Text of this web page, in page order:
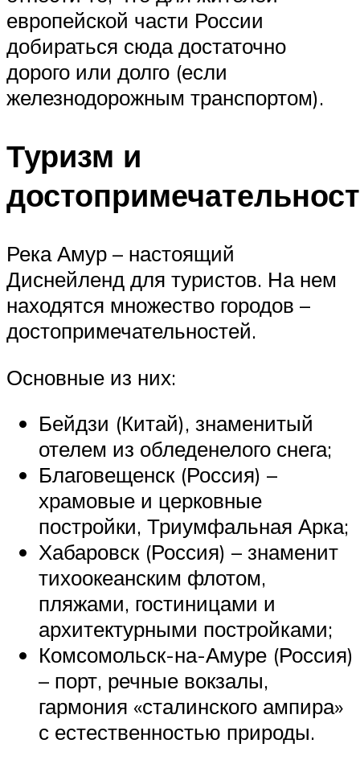
европейской части России
добираться сюда достаточно
дорого или долго (если
железнодорожным транспортом).
Туризм и
Река Амур – настоящий
Диснейленд для туристов. На нем
находятся множество городов –
достопримечательностей.
Основные из них:
Бейдзи (Китай), знаменитый
отелем из обледенелого снега;
Благовещенск (Россия) –
храмовые и церковные
постройки, Триумфальная Арка;
Хабаровск (Россия) – знаменит
тихоокеанским флотом,
пляжами, гостиницами и
архитектурными постройками;
Комсомольск-на-Амуре (Россия)
– порт, речные вокзалы,
гармония «сталинского ампира»
с естественностью природы.